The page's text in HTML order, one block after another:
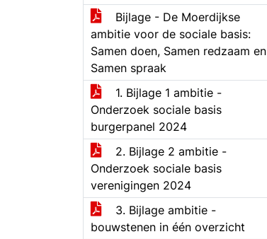
Bijlage - De Moerdijkse
ambitie voor de sociale basis:
Samen doen, Samen redzaam en
Samen spraak
1. Bijlage 1 ambitie -
Onderzoek sociale basis
burgerpanel 2024
2. Bijlage 2 ambitie -
Onderzoek sociale basis
verenigingen 2024
3. Bijlage ambitie -
bouwstenen in één overzicht